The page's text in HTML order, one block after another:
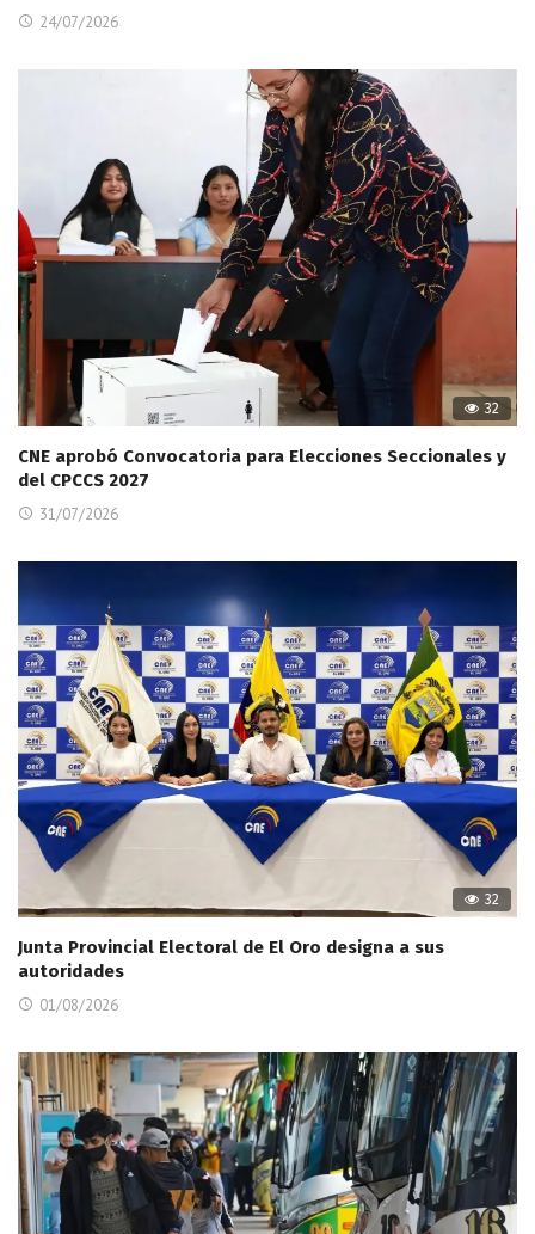
24/07/2026
32
CNE aprobó Convocatoria para Elecciones Seccionales y
del CPCCS 2027
31/07/2026
32
Junta Provincial Electoral de El Oro designa a sus
autoridades
01/08/2026